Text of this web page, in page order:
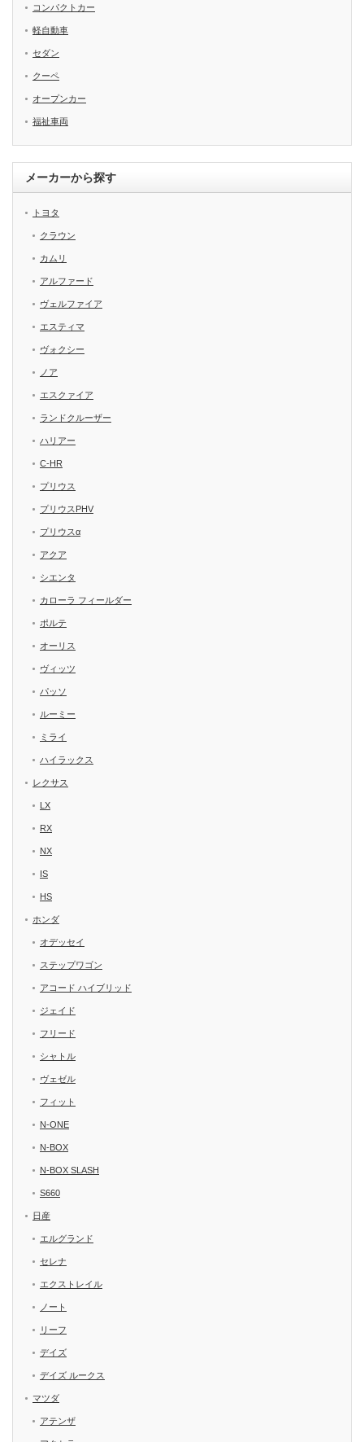
コンパクトカー
軽自動車
セダン
クーペ
オープンカー
福祉車両
メーカーから探す
トヨタ
クラウン
カムリ
アルファード
ヴェルファイア
エスティマ
ヴォクシー
ノア
エスクァイア
ランドクルーザー
ハリアー
C-HR
プリウス
プリウスPHV
プリウスα
アクア
シエンタ
カローラ フィールダー
ポルテ
オーリス
ヴィッツ
パッソ
ルーミー
ミライ
ハイラックス
レクサス
LX
RX
NX
IS
HS
ホンダ
オデッセイ
ステップワゴン
アコード ハイブリッド
ジェイド
フリード
シャトル
ヴェゼル
フィット
N-ONE
N-BOX
N-BOX SLASH
S660
日産
エルグランド
セレナ
エクストレイル
ノート
リーフ
デイズ
デイズ ルークス
マツダ
アテンザ